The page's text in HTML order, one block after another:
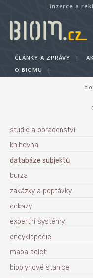
inzerce a
ČLÁNKY A ZPRÁVY |
O BIOMU
|
studie a poradenství
knihovna
databáze subjektů
burza
zakázky a poptávky
odkazy
expertní systémy
encyklopedie
mapa pelet
bioplynové stanice